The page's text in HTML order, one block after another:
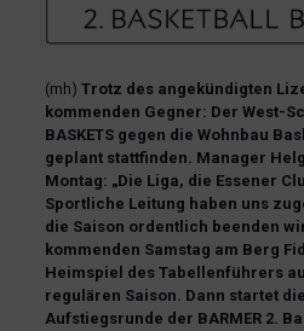
(mh) Trotz des angekündigten
kommenden Gegner: Der West-
BASKETS gegen die Wohnbau
geplant stattfinden. Manager
Montag: „Die Liga, die Essener
Sportliche Leitung haben uns
die Saison ordentlich beenden
kommenden Samstag am Berg
Heimspiel des Tabellenführers
regulären Saison. Dann startet
Aufstiegsrunde der BARMER 2.